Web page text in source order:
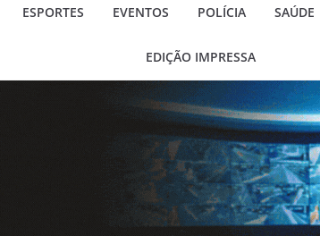
ESPORTES EVENTOS POLÍCIA SAÚDE
EDIÇÃO IMPRESSA